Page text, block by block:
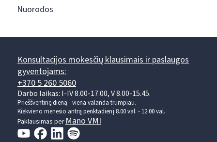
Nuorodos
Konsultacijos mokesčių klausimais ir paslaugos
gyventojams:
+370 5 260 5060
Darbo laikas: I-IV 8.00-17.00, V 8.00-15.45.
Prieššventinę dieną - viena valanda trumpiau.
Kiekvieno mėnesio antrą penktadienį 8.00 val. - 12.00 val.
Paklausimas per Mano VMI